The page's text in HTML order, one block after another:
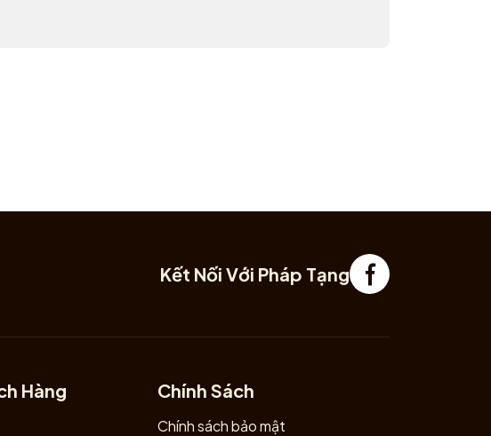
#vatphamphongthuy #doquayphongthuy #tyhuuchieutai
Kết Nối Với Pháp Tạng
Hàng Chính Sách
Chính sách bảo mật